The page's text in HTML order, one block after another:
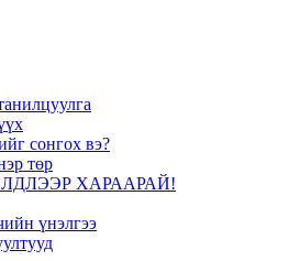
сонгох вэ?
төр
ХАРААРАЙ!
үнэлгээ